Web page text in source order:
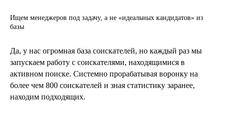
Ищем менеджеров под задачу, а не «идеальных кандидатов» из
базы
Да, у нас огромная база соискателей, но каждый раз мы
запускаем работу с соискателями, находящимися в
активном поиске. Системно прорабатывая воронку на
более чем 800 соискателей и зная статистику заранее,
находим подходящих.